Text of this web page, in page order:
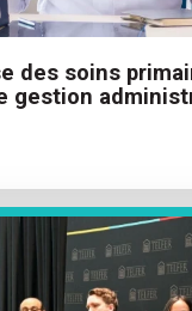
des soins
gestion